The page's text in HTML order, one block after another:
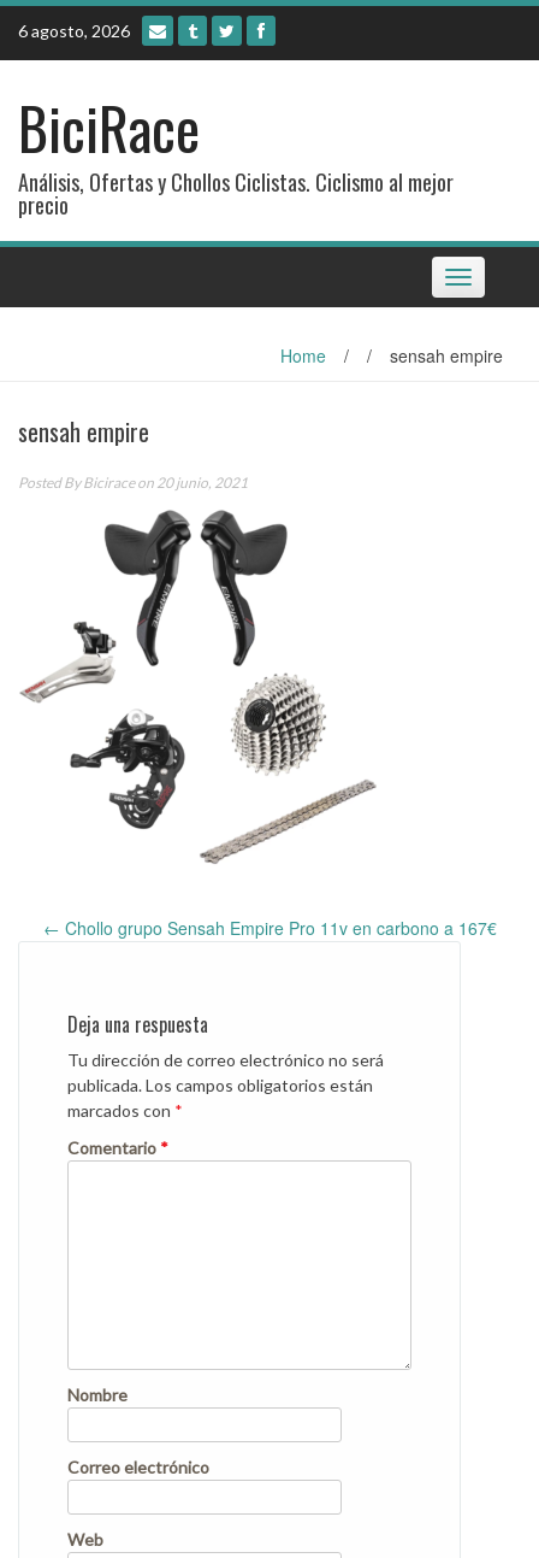
Skip
content
6 agosto, 2026
BiciRace
Análisis, Ofertas y Chollos Ciclistas. Ciclismo al mejor
precio
Toggle
navigation
Home / / sensah empire
sensah empire
Posted ByBiciraceon 20 junio, 2021
Post
← Chollo grupo Sensah Empire Pro 11v en carbono a 167€
Deja una respuesta
Tu dirección de correo electrónico no será
publicada.Los campos obligatorios están
marcados con *
Comentario *
Nombre
Correo electrónico
Web